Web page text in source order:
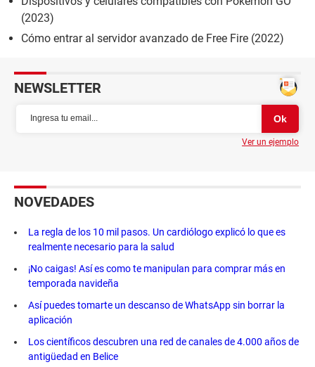
(2023)
Cómo entrar al servidor avanzado de Free Fire (2022)
NEWSLETTER
Ver un ejemplo
NOVEDADES
La regla de los 10 mil pasos. Un cardiólogo explicó lo que es
realmente necesario para la salud
¡No caigas! Así es como te manipulan para comprar más en
temporada navideña
Así puedes tomarte un descanso de WhatsApp sin borrar la
aplicación
Los científicos descubren una red de canales de 4.000 años de
antigüedad en Belice